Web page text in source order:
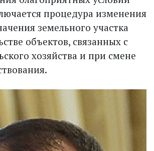
процедура изменения
земельного участка
объектов, связанных с
хозяйства и при смене